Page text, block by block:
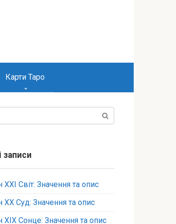
Карти Таро
записи
XXI Світ: Значення та опис
XX Суд: Значення та опис
XIX Сонце: Значення та опис